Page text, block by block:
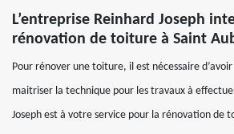
L’entreprise Reinhard Joseph
rénovation de toiture à Saint
Pour rénover une toiture, il est nécessaire
maitriser la technique pour les travaux à
Joseph est à votre service pour la rénovation de